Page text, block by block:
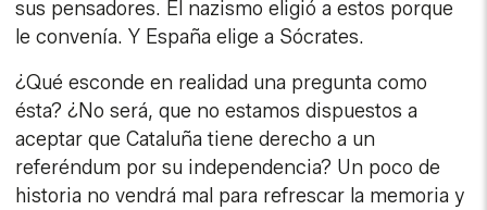
sus pensadores. El nazismo eligió a estos porque
le convenía. Y España elige a Sócrates.
¿Qué esconde en realidad una pregunta como
ésta? ¿No será, que no estamos dispuestos a
aceptar que Cataluña tiene derecho a un
referéndum por su independencia? Un poco de
historia no vendrá mal para refrescar la memoria y